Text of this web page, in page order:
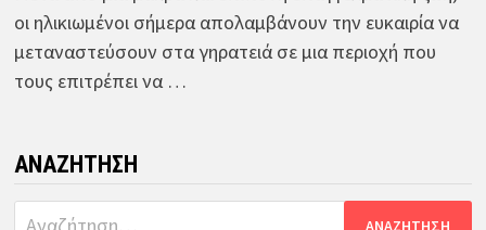
οι ηλικιωμένοι σήμερα απολαμβάνουν την ευκαιρία να
μεταναστεύσουν στα γηρατειά σε μια περιοχή που
τους επιτρέπει να …
ΑΝΑΖΉΤΗΣΗ
Αναζήτηση